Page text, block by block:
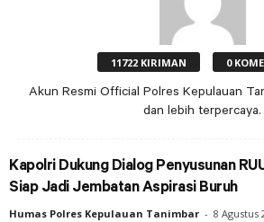
11722 KIRIMAN 0
Akun Resmi Official Polres Kepulauan
dan lebih terpercaya.
Kapolri Dukung Dialog Penyusunan
Siap Jadi Jembatan Aspirasi Buruh
Humas Polres Kepulauan Tanimbar - 8 Agustus